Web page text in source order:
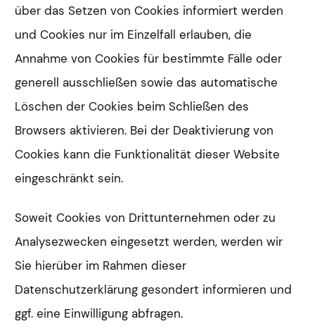
über das Setzen von Cookies informiert werden
und Cookies nur im Einzelfall erlauben, die
Annahme von Cookies für bestimmte Fälle oder
generell ausschließen sowie das automatische
Löschen der Cookies beim Schließen des
Browsers aktivieren. Bei der Deaktivierung von
Cookies kann die Funktionalität dieser Website
eingeschränkt sein.
Soweit Cookies von Drittunternehmen oder zu
Analysezwecken eingesetzt werden, werden wir
Sie hierüber im Rahmen dieser
Datenschutzerklärung gesondert informieren und
ggf. eine Einwilligung abfragen.